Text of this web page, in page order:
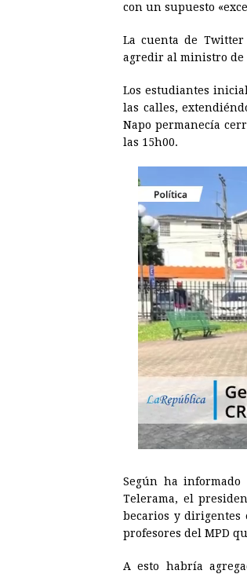
k
e
r
p
con un supuesto
La cuenta de
agredir al ministro de
Los estudiantes
las calles,
Napo permanecía
las 15h00.
Según ha
Telerama, el
becarios y dirigentes
profesores del MPD
A esto habría